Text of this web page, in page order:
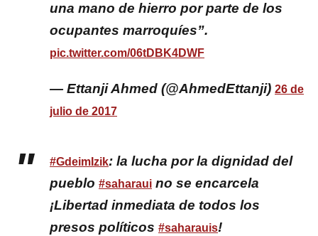
una mano de hierro por parte de los
ocupantes marroquíes”.
pic.twitter.com/06tDBK4DWF
— Ettanji Ahmed (@AhmedEttanji) 26 de
julio de 2017
#GdeimIzik: la lucha por la dignidad del
pueblo #saharaui no se encarcela
¡Libertad inmediata de todos los
presos políticos #saharauis!